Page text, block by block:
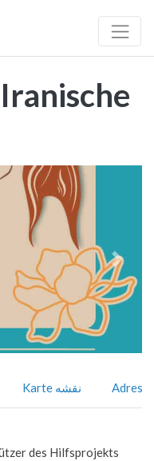
Karte نقشه
des Hilfsprojekts